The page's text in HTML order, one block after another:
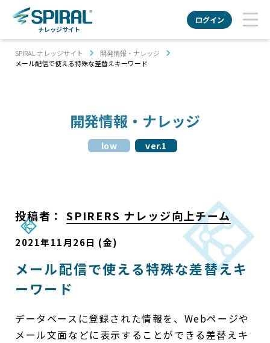
ナレッジサイト
ログイン
SPIRAL ナレッジサイト
開発情報・ナレッジ
メール配信で使える特殊な差替えキーワード
開発情報・ナレッジ
low ver.1
投稿者： SPIRERS ナレッジ向上チーム
2021年11月26日 (金)
メール配信で使える特殊な差替えキ
ーワード
データベースに登録された情報を、Webページや
メール文面などに表示することができる差替えキ